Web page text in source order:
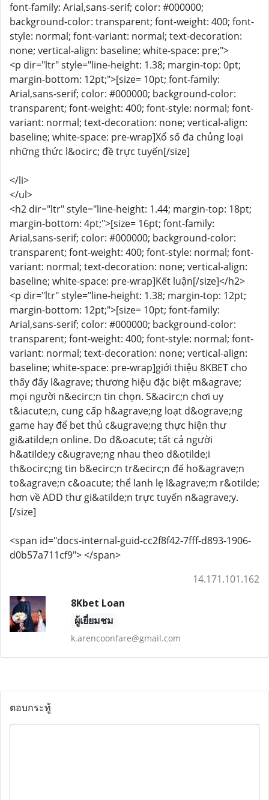
font-family: Arial,sans-serif; color: #000000;
background-color: transparent; font-weight: 400; font-
style: normal; font-variant: normal; text-decoration:
none; vertical-align: baseline; white-space: pre;">
<p dir="ltr" style="line-height: 1.38; margin-top: 0pt;
margin-bottom: 12pt;">[size= 10pt; font-family:
Arial,sans-serif; color: #000000; background-color:
transparent; font-weight: 400; font-style: normal; font-
variant: normal; text-decoration: none; vertical-align:
baseline; white-space: pre-wrap]Xổ số đa chủng loại
những thức l&ocirc; đề trực tuyến[/size]
</li>
</ul>
<h2 dir="ltr" style="line-height: 1.44; margin-top: 18pt;
margin-bottom: 4pt;">[size= 16pt; font-family:
Arial,sans-serif; color: #000000; background-color:
transparent; font-weight: 400; font-style: normal; font-
variant: normal; text-decoration: none; vertical-align:
baseline; white-space: pre-wrap]Kết luận[/size]</h2>
<p dir="ltr" style="line-height: 1.38; margin-top: 12pt;
margin-bottom: 12pt;">[size= 10pt; font-family:
Arial,sans-serif; color: #000000; background-color:
transparent; font-weight: 400; font-style: normal; font-
variant: normal; text-decoration: none; vertical-align:
baseline; white-space: pre-wrap]giới thiệu 8KBET cho
thấy đấy l&agrave; thương hiệu đặc biệt m&agrave;
mọi người n&ecirc;n tin chọn. S&acirc;n chơi uy
t&iacute;n, cung cấp h&agrave;ng loạt d&ograve;ng
game hay để bet thủ c&ugrave;ng thực hiện thư
gi&atilde;n online. Do đ&oacute; tất cả người
h&atilde;y c&ugrave;ng nhau theo d&otilde;i
th&ocirc;ng tin b&ecirc;n tr&ecirc;n để ho&agrave;n
to&agrave;n c&oacute; thể lanh lẹ l&agrave;m r&otilde;
hơn về ADD thư gi&atilde;n trực tuyến n&agrave;y.
[/size]
<span id="docs-internal-guid-cc2f8f42-7fff-d893-1906-
d0b57a711cf9"> </span>
14.171.101.162
8Kbet Loan
ผู้เยี่ยมชม
k.arencoonfare@gmail.com
ตอบกระทู้